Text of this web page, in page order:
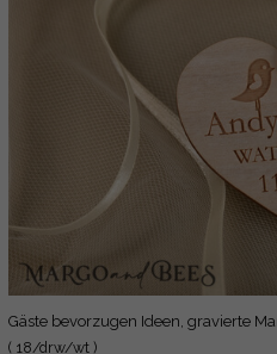
Gäste bevorzugen Ideen, gravierte
( 18/drw/wt )